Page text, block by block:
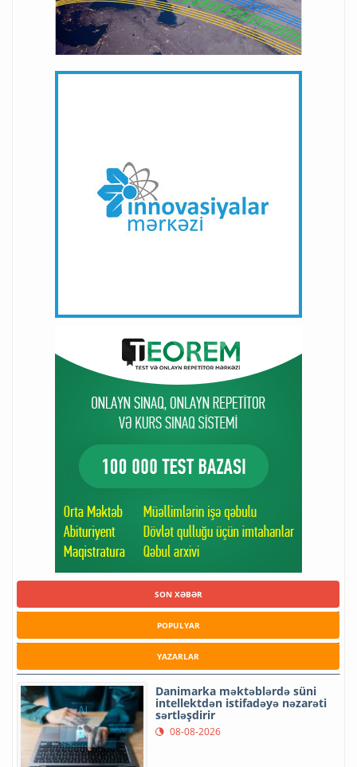
SON XƏBƏR
POPULYAR
YAZARLAR
Danimarka məktəblərdə süni
intellektdən istifadəyə nəzarəti
sərtləşdirir
08-08-2026